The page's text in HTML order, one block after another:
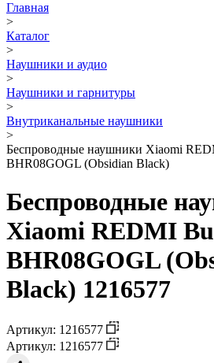
Главная
>
Каталог
>
Наушники и аудио
>
Наушники и гарнитуры
>
Внутриканальные наушники
>
Беспроводные наушники Xiaomi
BHR08GOGL (Obsidian Black)
Беспроводные
Xiaomi REDMI
BHR08GOGL
Black) 1216577
Артикул: 1216577
Артикул: 1216577